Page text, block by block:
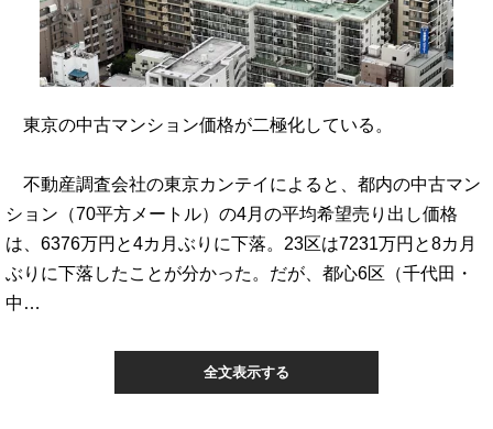
東京の中古マンション価格が二極化している。
不動産調査会社の東京カンテイによると、都内の中古マン
ション（70平方メートル）の4月の平均希望売り出し価格
は、6376万円と4カ月ぶりに下落。23区は7231万円と8カ月
ぶりに下落したことが分かった。だが、都心6区（千代田・
中…
全文表示する